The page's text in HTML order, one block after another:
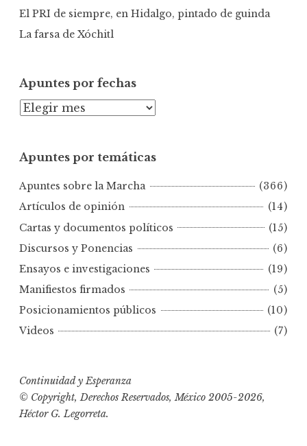
El PRI de siempre, en Hidalgo, pintado de guinda
La farsa de Xóchitl
Apuntes por fechas
A
n
e
s
p
r
f
e
c
a
Apuntes por temáticas
Apuntes sobre la Marcha
(366)
Artículos de opinión
(14)
Cartas y documentos políticos
(15)
Discursos y Ponencias
(6)
Ensayos e investigaciones
(19)
Manifiestos firmados
(5)
Posicionamientos públicos
(10)
Videos
(7)
Continuidad y Esperanza
© Copyright, Derechos Reservados, México 2005-2026,
Héctor G. Legorreta.